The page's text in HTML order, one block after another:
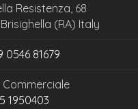
Resistenza, 68
(RA) Italy
0546 81679
Commerciale
1950403